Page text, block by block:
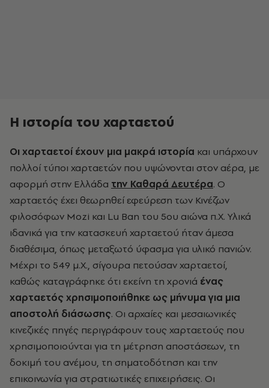
Η ιστορία του χαρταετού
Οι χαρταετοί έχουν μια μακρά ιστορία και υπάρχουν
πολλοί τύποι χαρταετών που υψώνονται στον αέρα, με
αφορμή στην Ελλάδα την Καθαρά Δευτέρα. Ο
χαρταετός έχει θεωρηθεί εφεύρεση των Κινέζων
φιλοσόφων Mozi και Lu Ban του 5ου αιώνα π.Χ. Υλικά
ιδανικά για την κατασκευή χαρταετού ήταν άμεσα
διαθέσιμα, όπως μεταξωτό ύφασμα για υλικό πανιών.
Μέχρι το 549 μ.Χ., σίγουρα πετούσαν χαρταετοί,
καθώς καταγράφηκε ότι εκείνη τη χρονιά ένας
χαρταετός χρησιμοποιήθηκε ως μήνυμα για μια
αποστολή διάσωσης. Οι αρχαίες και μεσαιωνικές
κινεζικές πηγές περιγράφουν τους χαρταετούς που
χρησιμοποιούνται για τη μέτρηση αποστάσεων, τη
δοκιμή του ανέμου, τη σηματοδότηση και την
επικοινωνία για στρατιωτικές επιχειρήσεις. Οι